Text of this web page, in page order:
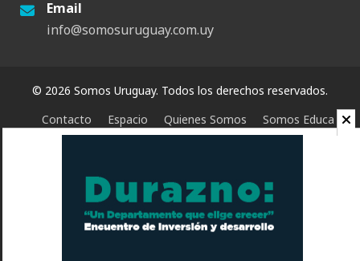
Email
info@somosuruguay.com.uy
© 2026 Somos Uruguay. Todos los derechos reservados.
Contacto
Espacio Quienes Somos Somos Educa